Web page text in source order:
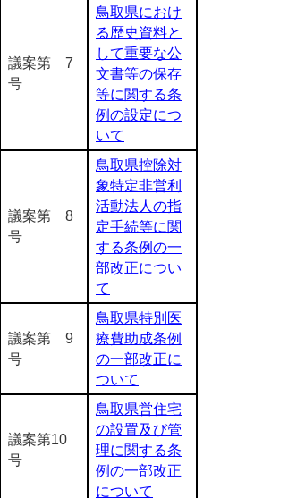
議案第 7
号
鳥取県におけ
る歴史資料と
して重要な公
文書等の保存
等に関する条
例の設定につ
いて
議案第 8
号
鳥取県控除対
象特定非営利
活動法人の指
定手続等に関
する条例の一
部改正につい
て
議案第 9
号
鳥取県特別医
療費助成条例
の一部改正に
ついて
議案第10
号
鳥取県営住宅
の設置及び管
理に関する条
例の一部改正
について